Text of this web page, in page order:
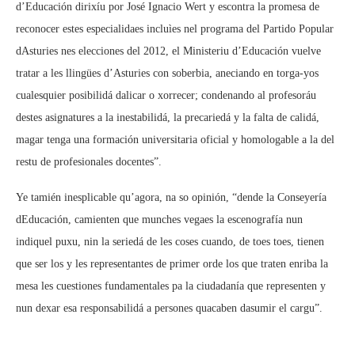
d’Educación dirixíu por José Ignacio Wert y escontra la promesa de
reconocer estes especialidaes incluìes nel programa del Partido Popular
dAsturies nes elecciones del 2012, el Ministeriu d’Educación vuelve
tratar a les llingües d’Asturies con soberbia, aneciando en torga-yos
cualesquier posibilidá dalicar o xorrecer; condenando al profesoráu
destes asignatures a la inestabilidá, la precariedá y la falta de calidá,
magar tenga una formación universitaria oficial y homologable a la del
restu de profesionales docentes”.
Ye tamién inesplicable qu’agora, na so opinión, “dende la Conseyería
dEducación, camienten que munches vegaes la escenografía nun
indiquel puxu, nin la seriedá de les coses cuando, de toes toes, tienen
que ser los y les representantes de primer orde los que traten enriba la
mesa les cuestiones fundamentales pa la ciudadanía que representen y
nun dexar esa responsabilidá a persones quacaben dasumir el cargu”.